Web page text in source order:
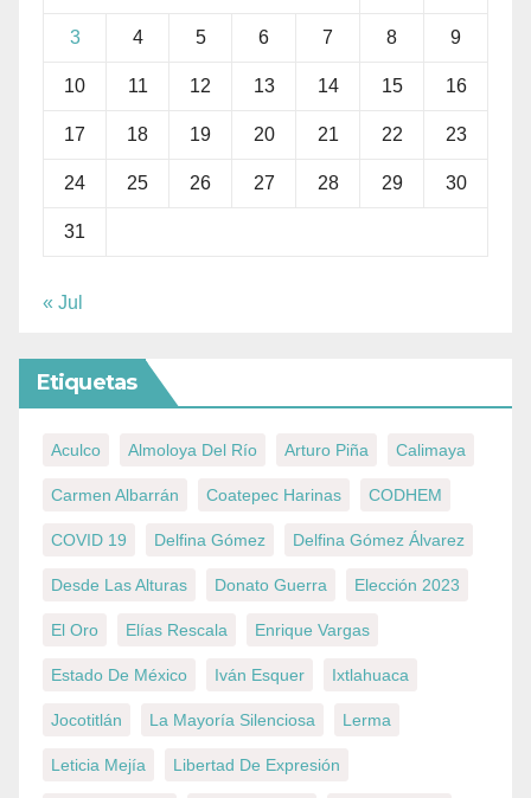
3 4 5 6 7 8 9
10 11 12 13 14 15 16
17 18 19 20 21 22 23
24 25 26 27 28 29 30
31
« Jul
Etiquetas
Aculco Almoloya Del Río Arturo Piña Calimaya
Carmen Albarrán Coatepec Harinas CODHEM
COVID 19 Delfina Gómez Delfina Gómez Álvarez
Desde Las Alturas Donato Guerra Elección 2023
El Oro Elías Rescala Enrique Vargas
Estado De México Iván Esquer Ixtlahuaca
Jocotitlán La Mayoría Silenciosa Lerma
Leticia Mejía Libertad De Expresión